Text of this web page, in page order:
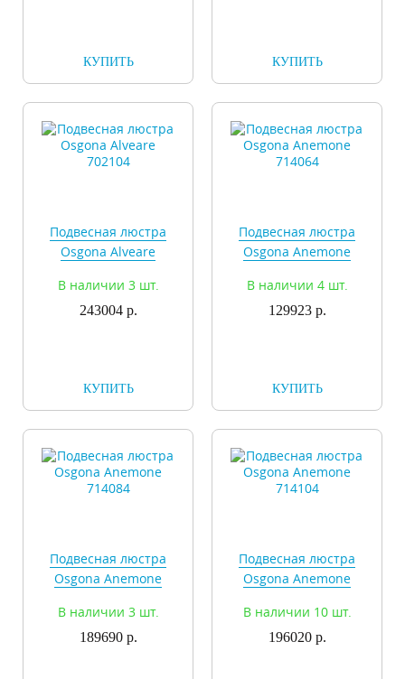
КУПИТЬ КУПИТЬ
Подвесная люстра
Osgona Alveare
В наличии 3 шт.
243004 р.
КУПИТЬ
Подвесная люстра
Osgona Anemone
В наличии 4 шт.
129923 р.
КУПИТЬ
Подвесная люстра
Osgona Anemone
В наличии 3 шт.
189690 р.
Подвесная люстра
Osgona Anemone
В наличии 10 шт.
196020 р.